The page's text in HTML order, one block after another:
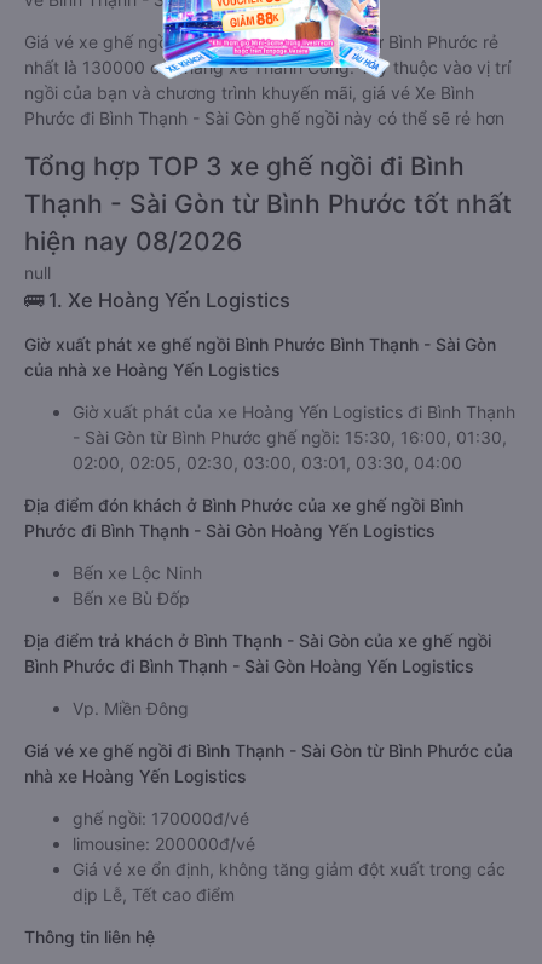
Giá vé xe ghế ngồi đi Bình Thạnh - Sài Gòn từ Bình Phước rẻ
nhất là 130000 của hãng xe Thành Công. Tùy thuộc vào vị trí
ngồi của bạn và chương trình khuyến mãi, giá vé Xe Bình
Phước đi Bình Thạnh - Sài Gòn ghế ngồi này có thể sẽ rẻ hơn
Tổng hợp TOP 3 xe ghế ngồi đi Bình
Thạnh - Sài Gòn từ Bình Phước tốt nhất
hiện nay 08/2026
null
🚌 1. Xe Hoàng Yến Logistics
Giờ xuất phát xe ghế ngồi Bình Phước Bình Thạnh - Sài Gòn
của nhà xe Hoàng Yến Logistics
Giờ xuất phát của xe Hoàng Yến Logistics đi Bình Thạnh
- Sài Gòn từ Bình Phước ghế ngồi: 15:30, 16:00, 01:30,
02:00, 02:05, 02:30, 03:00, 03:01, 03:30, 04:00
Địa điểm đón khách ở Bình Phước của xe ghế ngồi Bình
Phước đi Bình Thạnh - Sài Gòn Hoàng Yến Logistics
Bến xe Lộc Ninh
Bến xe Bù Đốp
Địa điểm trả khách ở Bình Thạnh - Sài Gòn của xe ghế ngồi
Bình Phước đi Bình Thạnh - Sài Gòn Hoàng Yến Logistics
Vp. Miền Đông
Giá vé xe ghế ngồi đi Bình Thạnh - Sài Gòn từ Bình Phước của
nhà xe Hoàng Yến Logistics
ghế ngồi: 170000đ/vé
limousine: 200000đ/vé
Giá vé xe ổn định, không tăng giảm đột xuất trong các
dịp Lễ, Tết cao điểm
Thông tin liên hệ